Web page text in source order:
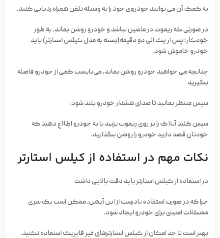
به کمک آن می توانید خودروی خود را به وسیله تلفن همراه ردیابی کنید.
در صورتی که ریموت در ماشین نباشد و خودرو روشن بماند، به طور
خودکار؛ پس از یک الی دو دقیقه(بسته به مدل کیلس استارتر) باید
خودرو خاموش شود.
چنانچه می خواهید خودرو روشن بماند، می‌بایست کمی از خودرو فاصله
بگیرید
سپس منتظر بمانید تا صدای هشدار خودرو بلند شود،
سپس کلید آنلاک را بر روی ریموت بزنید تا به خودرو اطلاع دهید که
خودتان قصد دارید خودرو را روشن بگذارید.
نکات مهم در استفاده از کیلس استارتر
در استفاده از کیلس استارتر باید دقت بالایی داشت
چرا که در صورت استفاده نادرست از این آپشن، ممکن است یک سری
مشکلات امنیتی برای خودرو ایجاد شود.
بهتر است تا حد امکان از کیلس استارترهای غیر فابریک استفاده نکنید.